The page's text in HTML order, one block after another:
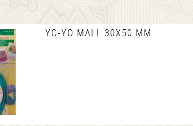
YO-YO MALL 30X50 MM